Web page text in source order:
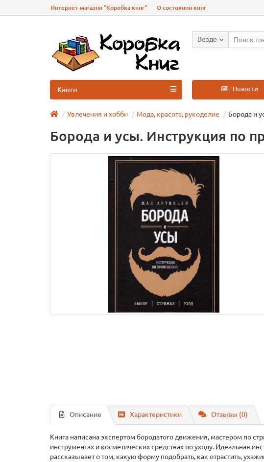
Интернет-магазин "Коробка книг" О состоянии книг
Везде
Новости
Книги
Увлечения и хобби Мода, красота, рукоделие Борода и
Борода и усы. Инструкция по
Описание Характеристики Отзывы (0)
Книга написана экспертом бородатого движения, мастером по
инструментах и косметических средствах по уходу. Идеальная
рассказывает о том, какую форму подобрать, как отрастить,